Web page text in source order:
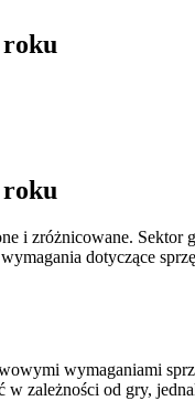
roku
roku
i zróżnicowane.
dotyczące
wymaganiami
zależności od gry,